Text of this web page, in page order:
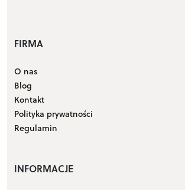
FIRMA
O nas
Blog
Kontakt
Polityka prywatności
Regulamin
INFORMACJE